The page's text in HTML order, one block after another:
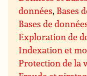
données, Bases
Bases de
Exploration de
Indexation et
Protection de la